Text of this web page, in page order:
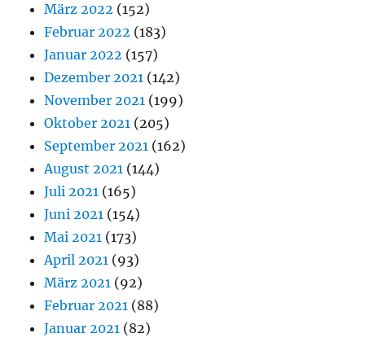
März 2022 (152)
Februar 2022 (183)
Januar 2022 (157)
Dezember 2021 (142)
November 2021 (199)
Oktober 2021 (205)
September 2021 (162)
August 2021 (144)
Juli 2021 (165)
Juni 2021 (154)
Mai 2021 (173)
April 2021 (93)
März 2021 (92)
Februar 2021 (88)
Januar 2021 (82)